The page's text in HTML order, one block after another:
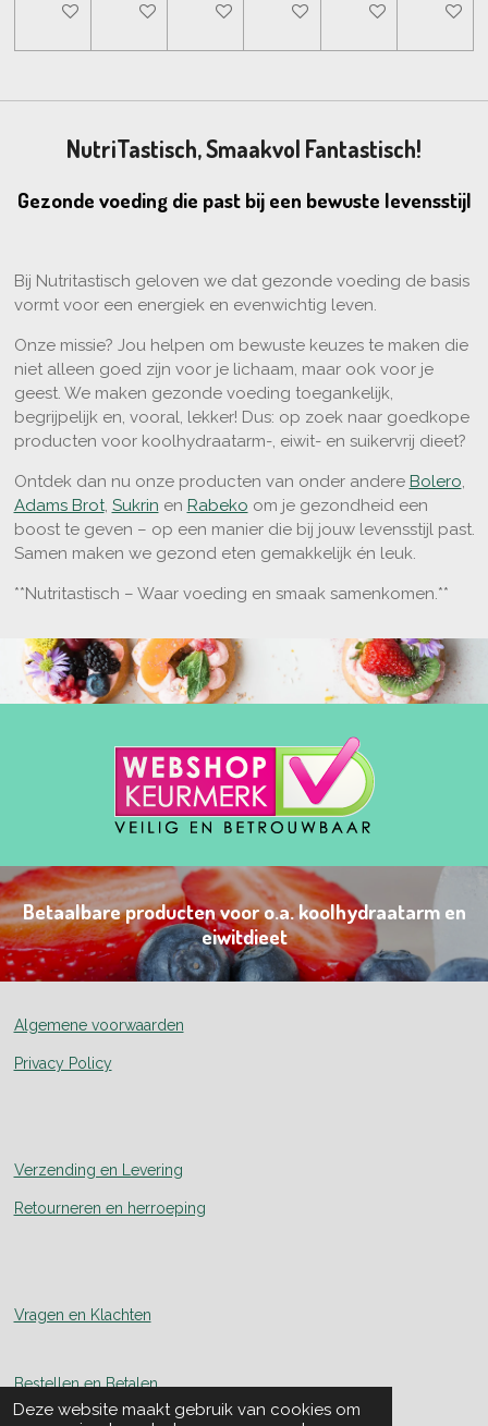
Deze website maakt gebruik van cookies om
In winkelwagenIn winkelwagenIn winkelwagenIn winkelwagenIn winkelwagen
In
NutriTastisch, Smaakvol Fantastisch!
Gezonde voeding die past bij een bewuste levensstijl
Bij Nutritastisch geloven we dat gezonde voeding de basis
vormt voor een energiek en evenwichtig leven.
Onze missie? Jou helpen om bewuste keuzes te maken die
niet alleen goed zijn voor je lichaam, maar ook voor je
geest. We maken gezonde voeding toegankelijk,
begrijpelijk en, vooral, lekker! Dus: op zoek naar goedkope
producten voor koolhydraatarm-, eiwit- en suikervrij dieet?
Ontdek dan nu onze producten van onder andere Bolero,
Adams Brot, Sukrin en Rabeko om je gezondheid een
boost te geven – op een manier die bij jouw levensstijl past.
Samen maken we gezond eten gemakkelijk én leuk.
**Nutritastisch – Waar voeding en smaak samenkomen.**
Betaalbare producten voor o.a. koolhydraatarm en
eiwitdieet
Algemene voorwaarden
Privacy Policy
Verzending en Levering
Retourneren en herroeping
Vragen en Klachten
Bestellen en Betalen